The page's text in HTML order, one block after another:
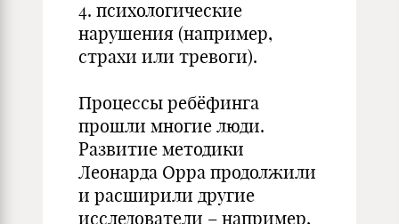
4. психологические
нарушения (например,
страхи или тревоги).
Процессы ребёфинга
прошли многие люди.
Развитие методики
Леонарда Орра продолжили
и расширили другие
исследователи – например,